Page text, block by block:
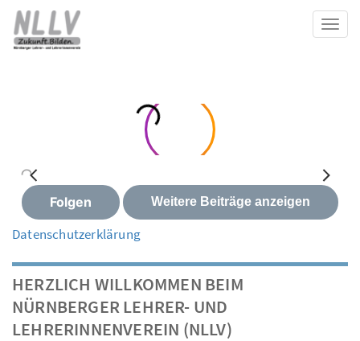
Datenschutzerklärung
HERZLICH WILLKOMMEN BEIM
NÜRNBERGER LEHRER- UND
LEHRERINNENVEREIN (NLLV)